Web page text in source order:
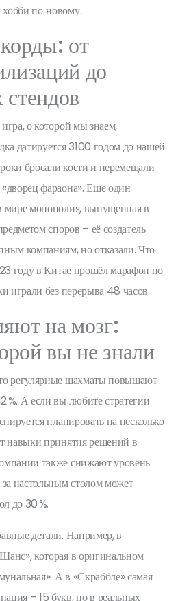
по‑новому.
от
до
о которой мы знаем,
датируется 3100 годом до нашей
бросали кости и перемещали
фараона». Еще один
мире монополия, выпущенная в
споров – её создатель
компаниям, но отказали. Что
году в Китае прошёл марафон по
играли без перерыва 48 часов.
на мозг:
вы не знали
регулярные шахматы повышают
%. А если вы любите стратегии
планировать на несколько
навыки принятия решений в
также снижают уровень
настольным столом может
до 30 %.
детали. Например, в
которая в оригинальном
А в «Скраббле» самая
– 15 букв, но в реальных